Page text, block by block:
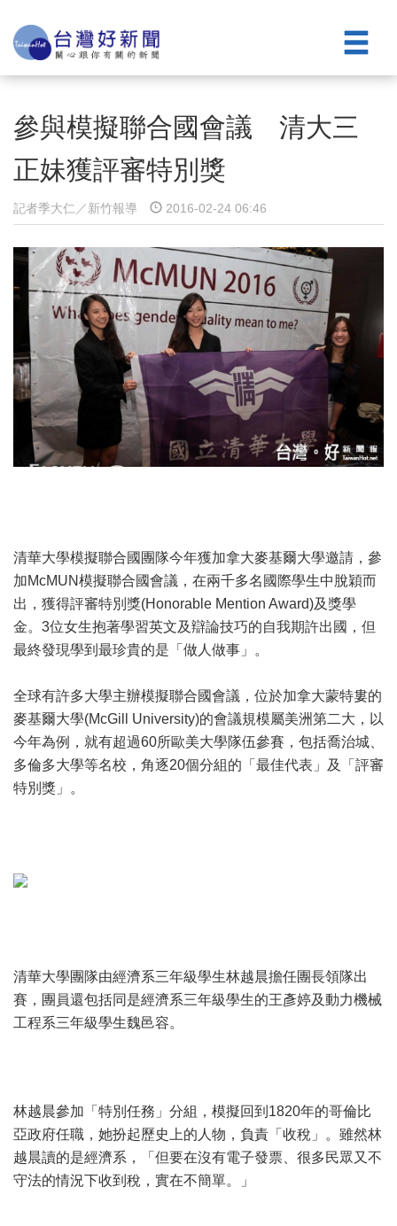
參與模擬聯合國會議 清大三
正妹獲評審特別獎
記者季大仁／新竹報導 2016-02-24 06:46
清華大學模擬聯合國團隊今年獲加拿大麥基爾大學邀請，參
加McMUN模擬聯合國會議，在兩千多名國際學生中脫穎而
出，獲得評審特別獎(Honorable Mention Award)及獎學
金。3位女生抱著學習英文及辯論技巧的自我期許出國，但
最終發現學到最珍貴的是「做人做事」。
全球有許多大學主辦模擬聯合國會議，位於加拿大蒙特婁的
麥基爾大學(McGill University)的會議規模屬美洲第二大，以
今年為例，就有超過60所歐美大學隊伍參賽，包括喬治城、
多倫多大學等名校，角逐20個分組的「最佳代表」及「評審
特別獎」。
清華大學團隊由經濟系三年級學生林越晨擔任團長領隊出
賽，團員還包括同是經濟系三年級學生的王彥婷及動力機械
工程系三年級學生魏邑容。
林越晨參加「特別任務」分組，模擬回到1820年的哥倫比
亞政府任職，她扮起歷史上的人物，負責「收稅」。雖然林
越晨讀的是經濟系，「但要在沒有電子發票、很多民眾又不
守法的情況下收到稅，實在不簡單。」